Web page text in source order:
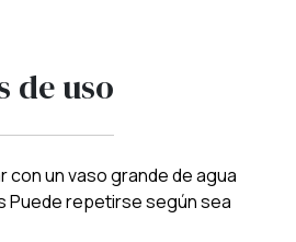
de uso
con un vaso grande de agua
Puede repetirse según sea